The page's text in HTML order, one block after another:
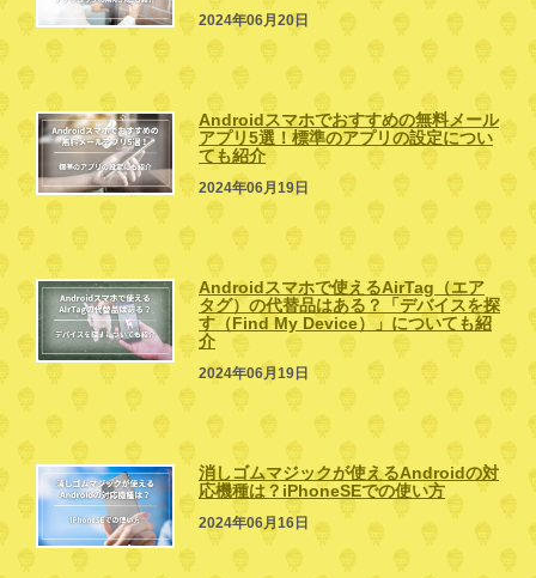
2024年06月20日
Androidスマホでおすすめの無料メール
アプリ5選！標準のアプリの設定につい
ても紹介
2024年06月19日
Androidスマホで使えるAirTag（エア
タグ）の代替品はある？「デバイスを探
す（Find My Device）」についても紹
介
2024年06月19日
消しゴムマジックが使えるAndroidの対
応機種は？iPhoneSEでの使い方
2024年06月16日